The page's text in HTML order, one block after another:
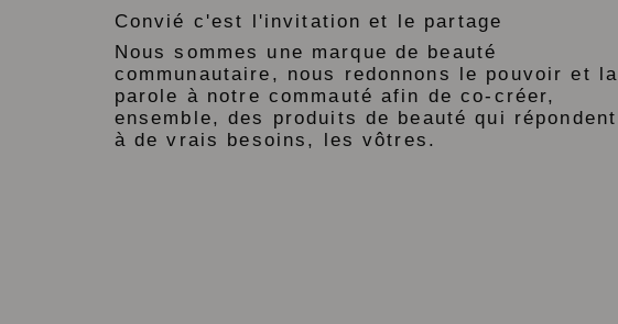
Convié c'est l'invitation et le partage
Nous sommes une marque de beauté
communautaire, nous redonnons le pouvoir et la
parole à notre commauté afin de co-créer,
ensemble, des produits de beauté qui répondent
à de vrais besoins, les vôtres.